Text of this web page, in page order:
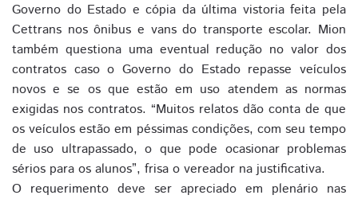
Governo do Estado e cópia da última vistoria feita pela
Cettrans nos ônibus e vans do transporte escolar. Mion
também questiona uma eventual redução no valor dos
contratos caso o Governo do Estado repasse veículos
novos e se os que estão em uso atendem as normas
exigidas nos contratos. “Muitos relatos dão conta de que
os veículos estão em péssimas condições, com seu tempo
de uso ultrapassado, o que pode ocasionar problemas
sérios para os alunos”, frisa o vereador na justificativa.
O requerimento deve ser apreciado em plenário nas